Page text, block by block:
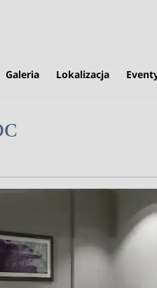
Galeria Lokalizacja